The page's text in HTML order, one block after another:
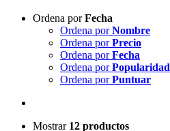
Ordena porFecha
Ordena porNombre
Ordena porPrecio
Ordena porFecha
Ordena porPopularidad
Ordena porPuntuar
Mostrar 12 productos